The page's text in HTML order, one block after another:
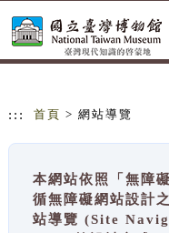
::: 首頁 > 網站導覽
本網站依照「無障
循無障礙網站設計
站導覽 (Site